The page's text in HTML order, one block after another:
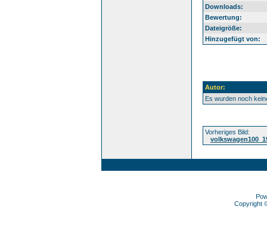
Downloads:
Bewertung:
Dateigröße:
Hinzugefügt von:
Autor:
Es wurden noch
Vorheriges Bild:
Copyright